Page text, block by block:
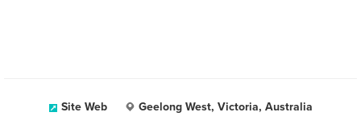
Site Web Geelong West, Victoria, Australia